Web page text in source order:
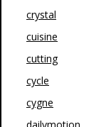
crystal
cuisine
cutting
cycle
cygne